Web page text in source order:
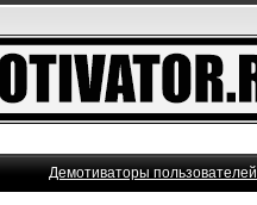
Демотиваторы